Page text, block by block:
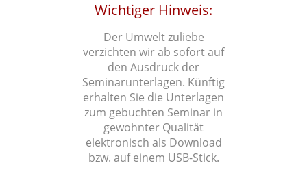
Wichtiger Hinweis:
Der Umwelt zuliebe
verzichten wir ab sofort auf
den Ausdruck der
Seminarunterlagen. Künftig
erhalten Sie die Unterlagen
zum gebuchten Seminar in
gewohnter Qualität
elektronisch als Download
bzw. auf einem USB-Stick.